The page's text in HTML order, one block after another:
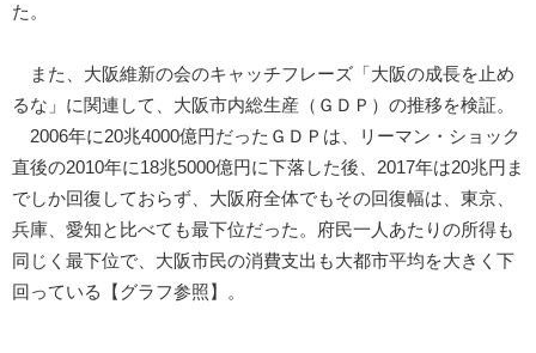
た。
また、大阪維新の会のキャッチフレーズ「大阪の成長を止め
るな」に関連して、大阪市内総生産（ＧＤＰ）の推移を検証。
2006年に20兆4000億円だったＧＤＰは、リーマン・ショック
直後の2010年に18兆5000億円に下落した後、2017年は20兆円ま
でしか回復しておらず、大阪府全体でもその回復幅は、東京、
兵庫、愛知と比べても最下位だった。府民一人あたりの所得も
同じく最下位で、大阪市民の消費支出も大都市平均を大きく下
回っている【グラフ参照】。